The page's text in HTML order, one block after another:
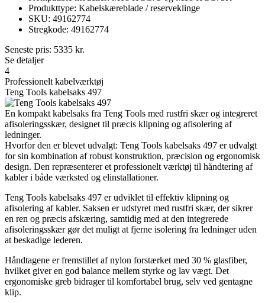
Produkttype: Kabelskæreblade / reserveklinge
SKU: 49162774
Stregkode: 49162774
Seneste pris: 5335 kr.
Se detaljer
4
Professionelt kabelværktøj
Teng Tools kabelsaks 497
En kompakt kabelsaks fra Teng Tools med rustfri skær og integreret
afisoleringsskær, designet til præcis klipning og afisolering af
ledninger.
Hvorfor den er blevet udvalgt: Teng Tools kabelsaks 497 er udvalgt
for sin kombination af robust konstruktion, præcision og ergonomisk
design. Den repræsenterer et professionelt værktøj til håndtering af
kabler i både værksted og elinstallationer.
Teng Tools kabelsaks 497 er udviklet til effektiv klipning og
afisolering af kabler. Saksen er udstyret med rustfri skær, der sikrer
en ren og præcis afskæring, samtidig med at den integrerede
afisoleringsskær gør det muligt at fjerne isolering fra ledninger uden
at beskadige lederen.
Håndtagene er fremstillet af nylon forstærket med 30 % glasfiber,
hvilket giver en god balance mellem styrke og lav vægt. Det
ergonomiske greb bidrager til komfortabel brug, selv ved gentagne
klip.